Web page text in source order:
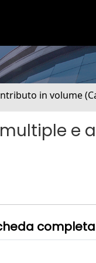
in volume
e